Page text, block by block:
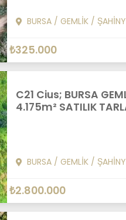
BURSA/ GEMLİK/
₺325.000
C21 Cius; BURSA
4.175m² SATILIK
BURSA/ GEMLİK/
₺2.800.000